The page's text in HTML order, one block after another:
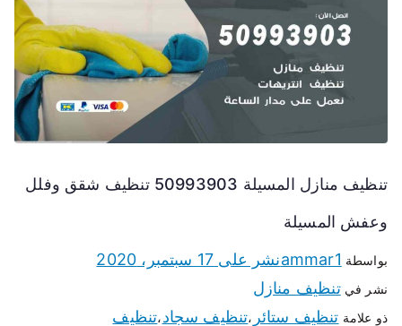
تنظيف منازل المسيلة 50993903 تنظيف شقق وفلل
وعفش المسيلة
بواسطة ammar1نشر على 17 سبتمبر، 2020
نشر فيتنظيف منازل
ذو علامة تنظيف ستائر ،تنظيف سجاد،تنظيف